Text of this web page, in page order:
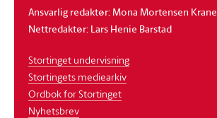
Ansvarlig redaktør: Mona Mortensen Krane
Nettredaktør: Lars Henie Barstad
Stortinget undervisning
Stortingets mediearkiv
Ordbok for Stortinget
Nyhetsbrev